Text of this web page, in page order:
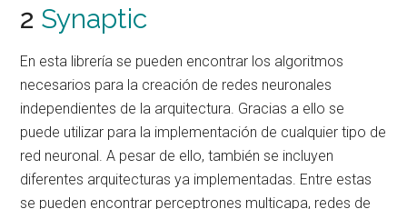
2 Synaptic
En esta librería se pueden encontrar los algoritmos
necesarios para la creación de redes neuronales
independientes de la arquitectura. Gracias a ello se
puede utilizar para la implementación de cualquier tipo de
red neuronal. A pesar de ello, también se incluyen
diferentes arquitecturas ya implementadas. Entre estas
se pueden encontrar perceptrones multicapa, redes de